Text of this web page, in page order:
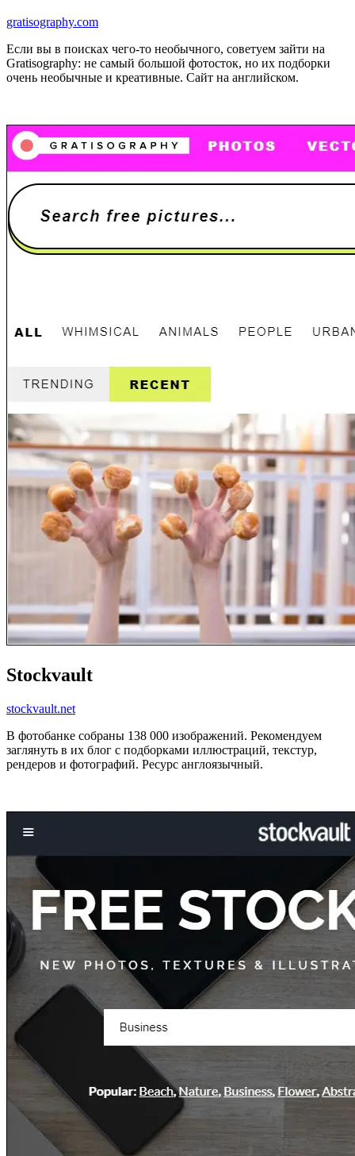
gratisography.com
Если вы в поисках чего-то необычного, советуем зайти на
Gratisography: не самый большой фотосток, но их подборки
очень необычные и креативные. Сайт на английском.
Stockvault
stockvault.net
В фотобанке собраны 138 000 изображений. Рекомендуем
заглянуть в их блог с подборками иллюстраций, текстур,
рендеров и фотографий. Ресурс англоязычный.